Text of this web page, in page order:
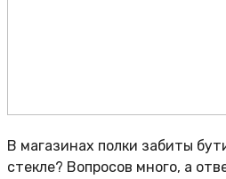
В магазинах полки забиты
стекле? Вопросов много, а